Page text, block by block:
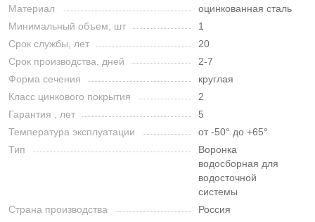
Материал
оцинкованная сталь
Минимальный объем, шт
1
Срок службы, лет
20
Срок производства, дней
2-7
Форма сечения
круглая
Класс цинкового покрытия
2
Гарантия , лет
5
Температура эксплуатации
от -50° до +65°
Тип
Воронка
водосборная для
водосточной
системы
Страна производства
Россия